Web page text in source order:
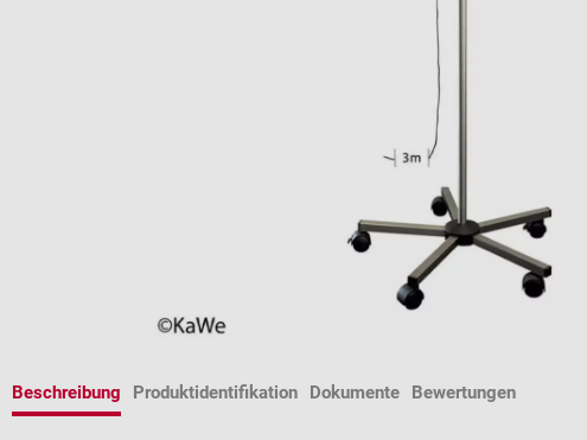
Beschreibung Produktidentifikation Dokumente Bewertungen